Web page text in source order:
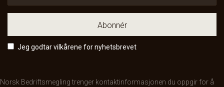
Abonnér
Jeg godtar vilkårene for nyhetsbrevet
Norsk Bedriftsmegling trenger kontaktinformasjonen du oppgir for å